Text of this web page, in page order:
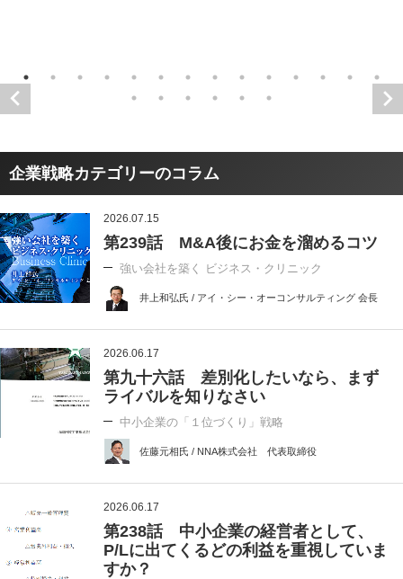
企業戦略カテゴリーのコラム
2026.07.15
第239話 M&A後にお金を溜めるコツ
強い会社を築く ビジネス・クリニック
井上和弘氏 / アイ・シー・オーコンサルティング 会長
2026.06.17
第九十六話 差別化したいなら、まず
ライバルを知りなさい
中小企業の「１位づくり」戦略
佐藤元相氏 / NNA株式会社 代表取締役
2026.06.17
第238話 中小企業の経営者として、
P/Lに出てくるどの利益を重視していま
すか？